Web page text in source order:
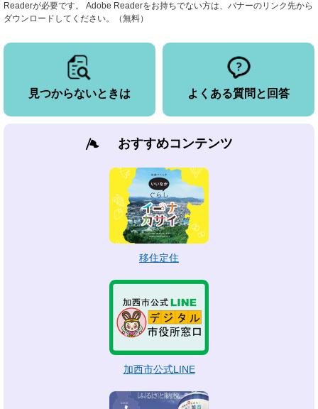
Readerが必要です。
Adobe Readerをお持ちでない方は、バナーのリンク先から
ダウンロードしてください。（無料）
見つからないときは よくある質問と回答
おすすめコンテンツ
移住定住
加西市公式LINE